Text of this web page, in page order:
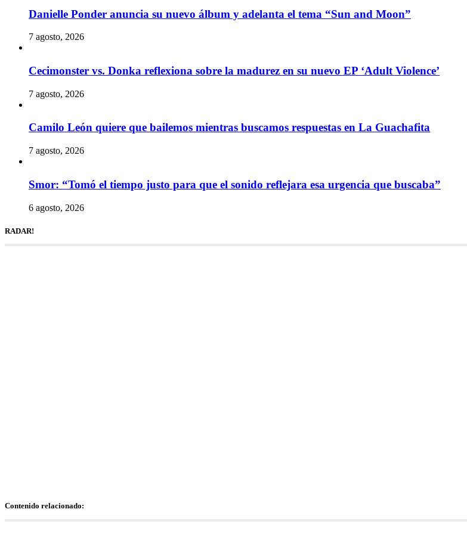
Danielle Ponder anuncia su nuevo álbum y adelanta el tema “Sun and Moon”
7 agosto, 2026
Cecimonster vs. Donka reflexiona sobre la madurez en su nuevo EP ‘Adult Violence’
7 agosto, 2026
Camilo León quiere que bailemos mientras buscamos respuestas en La Guachafita
7 agosto, 2026
Smor: “Tomó el tiempo justo para que el sonido reflejara esa urgencia que buscaba”
6 agosto, 2026
RADAR!
Contenido relacionado: